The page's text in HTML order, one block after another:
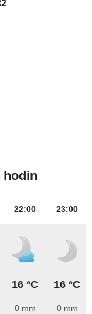
hodin
22:00
16 °C
0 mm
23:00
16 °C
0 mm